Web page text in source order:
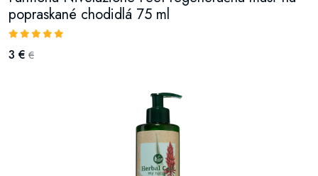
popraskané chodidlá 75 ml
3 € €